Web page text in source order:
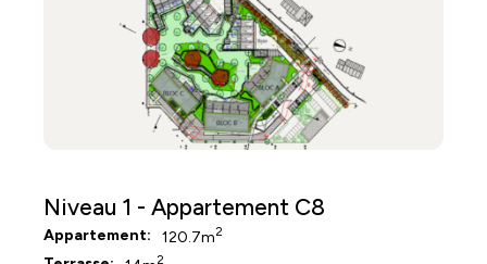
Niveau 1 - Appartement C8
Appartement: 120.7m2
2